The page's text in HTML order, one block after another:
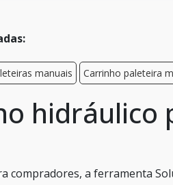
manuais Carrinho paleteira
hidráulico
compradores, a ferramenta